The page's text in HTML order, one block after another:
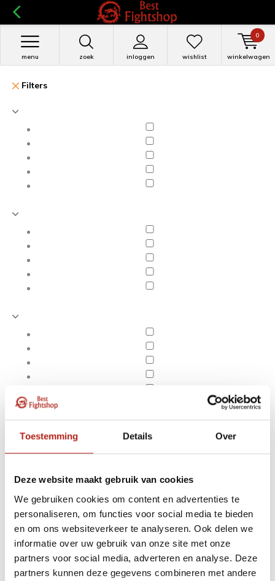
Toestemming Details Over
Deze website maakt gebruik van cookies
We gebruiken cookies om content en advertenties te
personaliseren, om functies voor social media te bieden
en om ons websiteverkeer te analyseren. Ook delen we
informatie over uw gebruik van onze site met onze
partners voor social media, adverteren en analyse. Deze
partners kunnen deze gegevens combineren met andere
zoek inloggen
menu wishlist winkelwagen
0
Filters
Apply filters
Producten getagd met
rood
Producten